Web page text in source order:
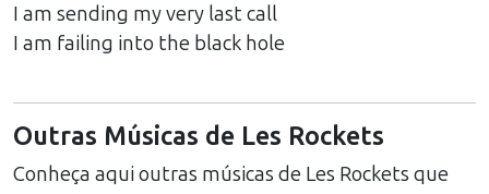
I am sending my very last call
I am failing into the black hole
Outras Músicas de Les Rockets
Conheça aqui outras músicas de Les Rockets que